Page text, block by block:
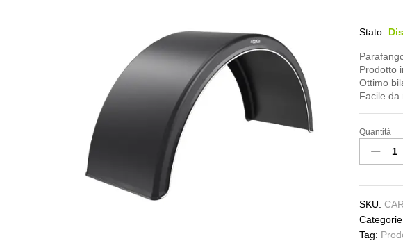
Stato:
Prodotto
Ottimo
Facile da
Parafango
Bordo
Bianco
Quantità
SKU:
Tag: